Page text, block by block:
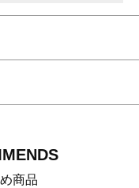
商品